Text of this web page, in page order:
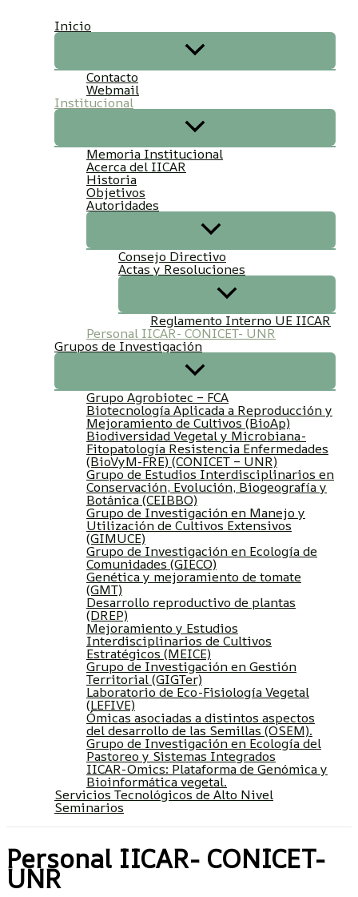
Inicio
Contacto
Webmail
Institucional
Memoria Institucional
Acerca del IICAR
Historia
Objetivos
Autoridades
Consejo Directivo
Actas y Resoluciones
Reglamento Interno UE IICAR
Personal IICAR- CONICET- UNR
Grupos de Investigación
Grupo Agrobiotec – FCA
Biotecnología Aplicada a Reproducción y
Mejoramiento de Cultivos (BioAp)
Biodiversidad Vegetal y Microbiana-
Fitopatología Resistencia Enfermedades
(BioVyM-FRE) (CONICET – UNR)
Grupo de Estudios Interdisciplinarios en
Conservación, Evolución, Biogeografía y
Botánica (CEIBBO)
Grupo de Investigación en Manejo y
Utilización de Cultivos Extensivos
(GIMUCE)
Grupo de Investigación en Ecología de
Comunidades (GIECO)
Genética y mejoramiento de tomate
(GMT)
Desarrollo reproductivo de plantas
(DREP)
Mejoramiento y Estudios
Interdisciplinarios de Cultivos
Estratégicos (MEICE)
Grupo de Investigación en Gestión
Territorial (GIGTer)
Laboratorio de Eco-Fisiología Vegetal
(LEFIVE)
Ómicas asociadas a distintos aspectos
del desarrollo de las Semillas (OSEM).
Grupo de Investigación en Ecología del
Pastoreo y Sistemas Integrados
IICAR-Omics: Plataforma de Genómica y
Bioinformática vegetal.
Servicios Tecnológicos de Alto Nivel
Seminarios
Personal IICAR- CONICET-
UNR